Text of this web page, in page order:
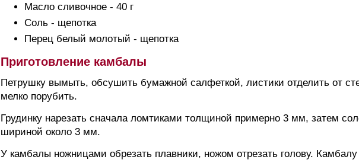
Масло сливочное - 40 г
Соль - щепотка
Перец белый молотый - щепотка
Приготовление камбалы
Петрушку вымыть, обсушить бумажной салфеткой, листики отделить от
мелко порубить.
Грудинку нарезать сначала ломтиками толщиной примерно 3 мм, затем
шириной около 3 мм.
У камбалы ножницами обрезать плавники, ножом отрезать голову.